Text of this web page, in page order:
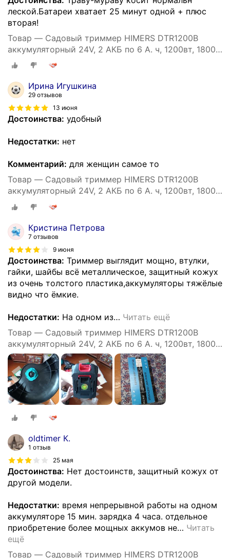
леской.Батареи хватает 25 минут одной + плюс
вторая!
Товар — Садовый триммер HIMERS DTR1200B
аккумуляторный 24V, 2 АКБ по 6 А. ч, 1200вт, 18000
об/мин
Ирина Игушкина
29 отзывов
13 июня
Достоинства: удобный
Недостатки: нет
Комментарий: для женщин самое то
Товар — Садовый триммер HIMERS DTR1200B
аккумуляторный 24V, 2 АКБ по 6 А. ч, 1200вт, 18000
об/мин
Кристина Петрова
7 отзывов
9 июня
Достоинства: Триммер выглядит мощно, втулки,
гайки, шайбы всё металлическое, защитный кожух
из очень толстого пластика,аккумуляторы тяжёлые
видно что ёмкие.
Недостатки: На одном из… Читать ещё
Товар — Садовый триммер HIMERS DTR1200B
аккумуляторный 24V, 2 АКБ по 6 А. ч, 1200вт, 18000
об/мин
oldtimer К.
1 отзыв
25 мая
Достоинства: Нет достоинств, защитный кожух от
другой модели.
Недостатки: время непрерывной работы на одном
аккумуляторе 15 мин. зарядка 4 часа. отдельное
приобретение более мощных аккумов не… Читать
ещё
Товар — Садовый триммер HIMERS DTR1200B